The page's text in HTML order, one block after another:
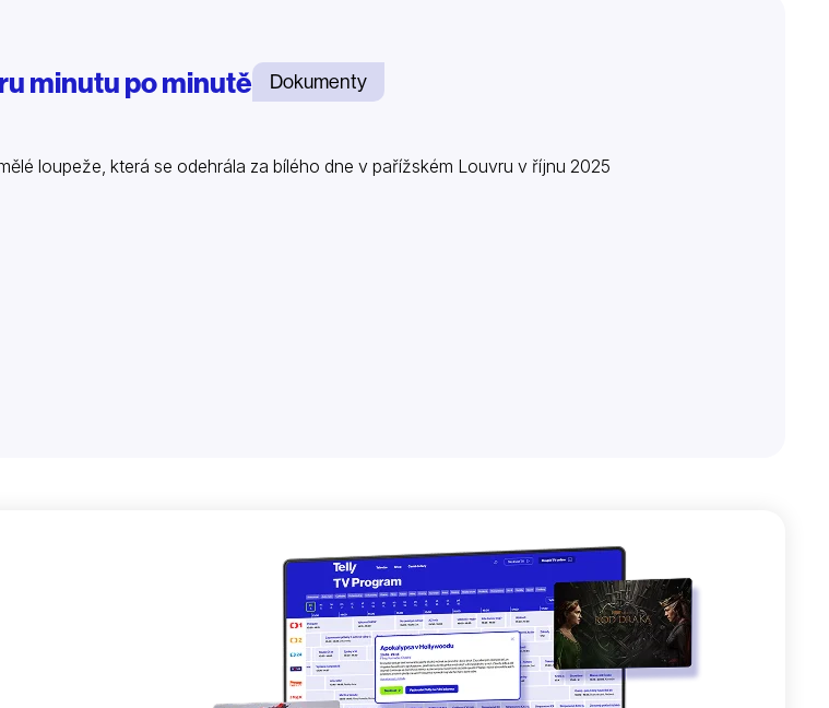
minutu po minutě Dokumenty
loupeže, která se odehrála za bílého dne v pařížském Louvru v říjnu 2025